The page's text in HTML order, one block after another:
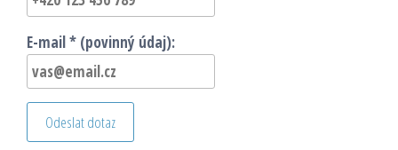
E-mail * (povinný údaj):
Odeslat dotaz